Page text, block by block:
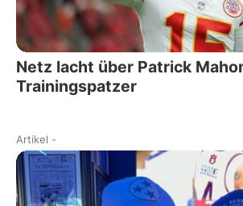
Netz lacht über Patrick
Trainingspatzer
Artikel -